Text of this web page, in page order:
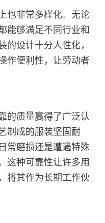
也非常多样化。无论
能够满足不同行业和
的设计十分人性化，
作便利性，让劳动者
的质量赢得了广泛认
制成的服装坚固耐
常磨损还是遭遇特殊
这种可靠性让许多用
将其作为长期工作伙